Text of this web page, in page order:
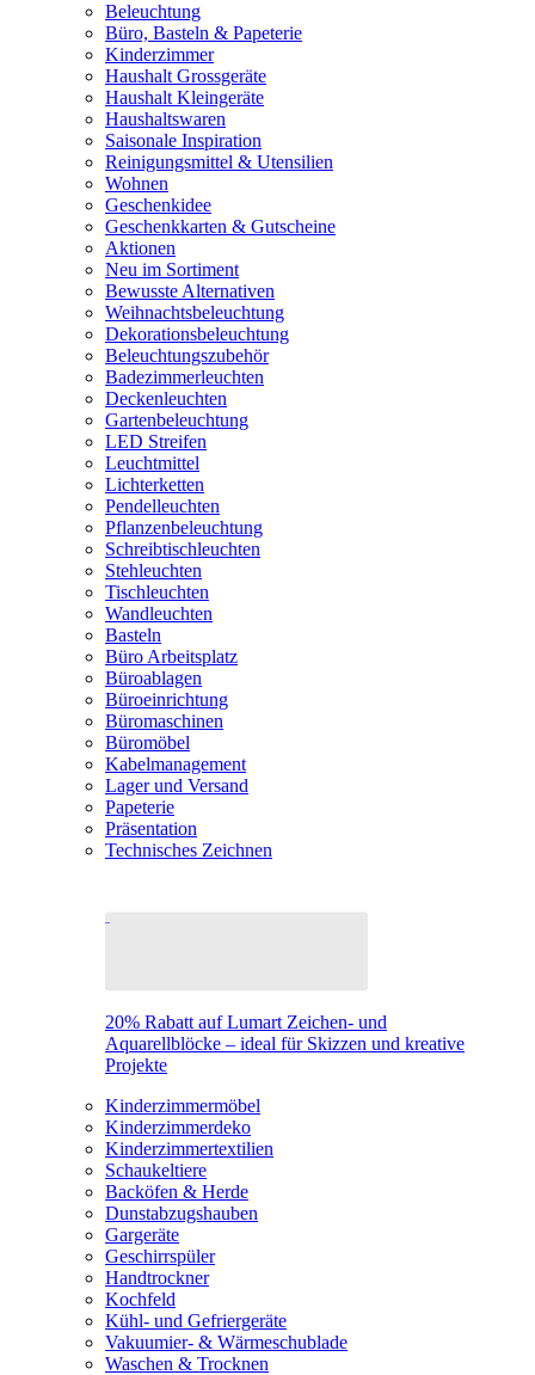
Beleuchtung
Büro, Basteln & Papeterie
Kinderzimmer
Haushalt Grossgeräte
Haushalt Kleingeräte
Haushaltswaren
Saisonale Inspiration
Reinigungsmittel & Utensilien
Wohnen
Geschenkidee
Geschenkkarten & Gutscheine
Aktionen
Neu im Sortiment
Bewusste Alternativen
Weihnachtsbeleuchtung
Dekorationsbeleuchtung
Beleuchtungszubehör
Badezimmerleuchten
Deckenleuchten
Gartenbeleuchtung
LED Streifen
Leuchtmittel
Lichterketten
Pendelleuchten
Pflanzenbeleuchtung
Schreibtischleuchten
Stehleuchten
Tischleuchten
Wandleuchten
Basteln
Büro Arbeitsplatz
Büroablagen
Büroeinrichtung
Büromaschinen
Büromöbel
Kabelmanagement
Lager und Versand
Papeterie
Präsentation
Technisches Zeichnen
20% Rabatt auf Lumart Zeichen- und
Aquarellblöcke – ideal für Skizzen und kreative
Projekte
Kinderzimmermöbel
Kinderzimmerdeko
Kinderzimmertextilien
Schaukeltiere
Backöfen & Herde
Dunstabzugshauben
Gargeräte
Geschirrspüler
Handtrockner
Kochfeld
Kühl- und Gefriergeräte
Vakuumier- & Wärmeschublade
Waschen & Trocknen